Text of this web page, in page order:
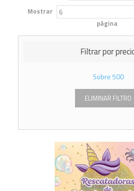
Mostrar
página
Filtrar por
Sobre500
ELIMINAR FILTRO